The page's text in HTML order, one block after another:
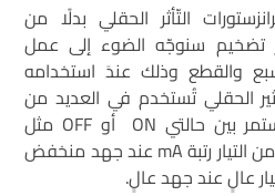
التّأثر الحقلي بدلًا من
تضخيم سنوجّه الضوء إلى عمل
والقطع وذلك عندَ استخدامه
الحقلي تُستخدم في العديد من
التّطبيقات لتبديل التيار المستمر بين حالتي ON أو OFF مثل
المصابيح التي تتطلب القليل من التيار رتبة mA عند جهد منخفض
عالٍ عند جهد عالٍ.